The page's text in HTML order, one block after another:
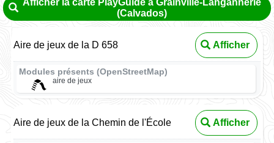
Afficher la carte PlayGuide à Grainville-Langannerie
(Calvados)
Aire de jeux de la D 658 Afficher
Modules présents (OpenStreetMap)
aire de jeux
Aire de jeux de la Chemin de l'École Afficher